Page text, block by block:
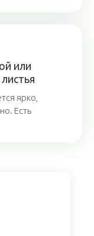
или
ярко,
Есть